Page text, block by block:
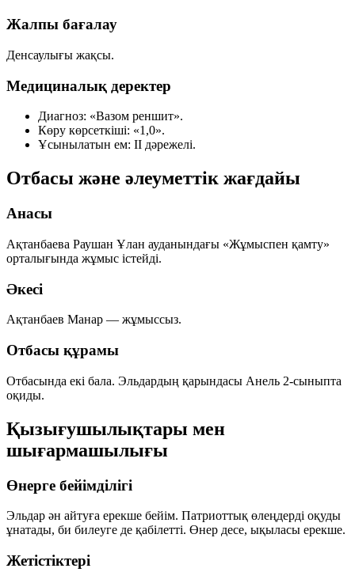
Жалпы бағалау
Денсаулығы жақсы.
Медициналық деректер
Диагноз: «Вазом реншит».
Көру көрсеткіші: «1,0».
Ұсынылатын ем: ІІ дәрежелі.
Отбасы және әлеуметтік жағдайы
Анасы
Ақтанбаева Раушан Ұлан ауданындағы «Жұмыспен қамту»
орталығында жұмыс істейді.
Әкесі
Ақтанбаев Манар — жұмыссыз.
Отбасы құрамы
Отбасында екі бала. Эльдардың қарындасы Анель 2-сыныпта
оқиды.
Қызығушылықтары мен
шығармашылығы
Өнерге бейімділігі
Эльдар ән айтуға ерекше бейім. Патриоттық өлеңдерді оқуды
ұнатады, би билеуге де қабілетті. Өнер десе, ықыласы ерекше.
Жетістіктері